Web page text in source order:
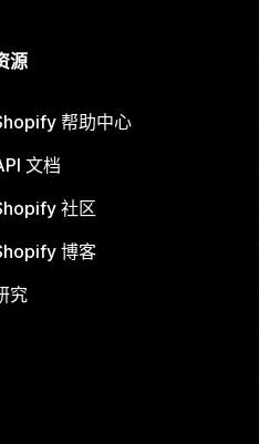
源
帮助中心
文档
社区
博客
究